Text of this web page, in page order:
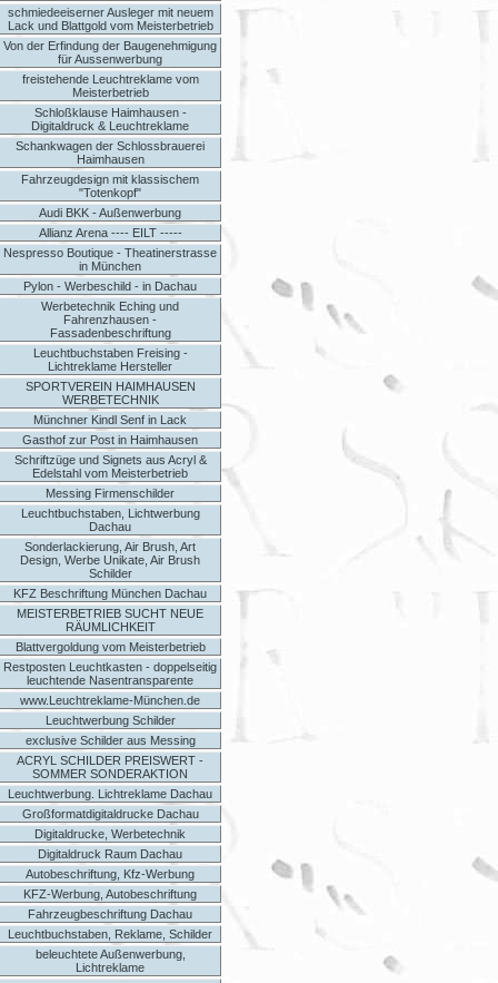
schmiedeeiserner Ausleger mit neuem
Lack und Blattgold vom Meisterbetrieb
Von der Erfindung der Baugenehmigung
für Aussenwerbung
freistehende Leuchtreklame vom
Meisterbetrieb
Schloßklause Haimhausen -
Digitaldruck & Leuchtreklame
Schankwagen der Schlossbrauerei
Haimhausen
Fahrzeugdesign mit klassischem
"Totenkopf"
Audi BKK - Außenwerbung
Allianz Arena ---- EILT -----
Nespresso Boutique - Theatinerstrasse
in München
Pylon - Werbeschild - in Dachau
Werbetechnik Eching und
Fahrenzhausen -
Fassadenbeschriftung
Leuchtbuchstaben Freising -
Lichtreklame Hersteller
SPORTVEREIN HAIMHAUSEN
WERBETECHNIK
Münchner Kindl Senf in Lack
Gasthof zur Post in Haimhausen
Schriftzüge und Signets aus Acryl &
Edelstahl vom Meisterbetrieb
Messing Firmenschilder
Leuchtbuchstaben, Lichtwerbung
Dachau
Sonderlackierung, Air Brush, Art
Design, Werbe Unikate, Air Brush
Schilder
KFZ Beschriftung München Dachau
MEISTERBETRIEB SUCHT NEUE
RÄUMLICHKEIT
Blattvergoldung vom Meisterbetrieb
Restposten Leuchtkasten - doppelseitig
leuchtende Nasentransparente
www.Leuchtreklame-München.de
Leuchtwerbung Schilder
exclusive Schilder aus Messing
ACRYL SCHILDER PREISWERT -
SOMMER SONDERAKTION
Leuchtwerbung. Lichtreklame Dachau
Großformatdigitaldrucke Dachau
Digitaldrucke, Werbetechnik
Digitaldruck Raum Dachau
Autobeschriftung, Kfz-Werbung
KFZ-Werbung, Autobeschriftung
Fahrzeugbeschriftung Dachau
Leuchtbuchstaben, Reklame, Schilder
beleuchtete Außenwerbung,
Lichtreklame